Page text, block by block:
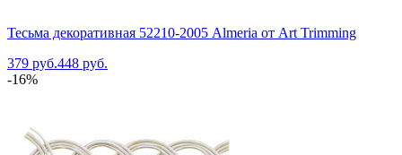
Тесьма декоративная 52210-2005 Almeria от Art Trimming
379 руб.448 руб.
-16%